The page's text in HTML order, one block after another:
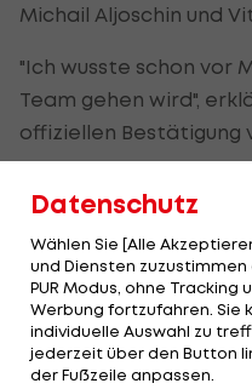
Michail Aljoschin und
"Ich wusste schon vor
Team gehen wird",
offiziellen Bestätigung
Alonso rechnet
Der Spanier, der
komplette WEC-
Werksteam
ehemaligen McLaren-
Datenschutz
Wählen Sie [Alle
und Diensten zuzustimmen
PUR Modus, ohne Tracking
Werbung fortzufahren. Sie
individuelle Auswahl zu
jederzeit über den Button
der Fußzeile anpassen.